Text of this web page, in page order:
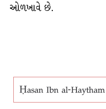
ઓળખાવે છે.
Ḥasan Ibn al-